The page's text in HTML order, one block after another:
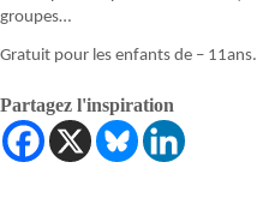
groupes…
Gratuit pour les enfants de – 11ans.
Partagez l'inspiration